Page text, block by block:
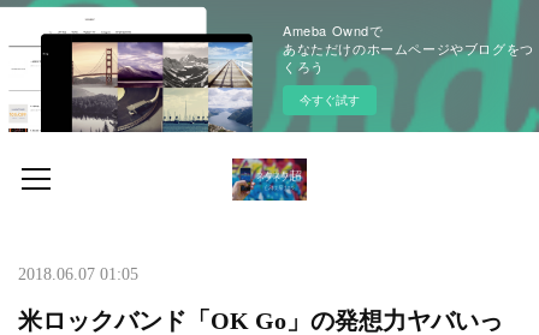
Ameba Owndで
あなただけのホームページやブログをつ
くろう
今すぐ試す
2018.06.07 01:05
米ロックバンド「OK Go」の発想力ヤバいっ